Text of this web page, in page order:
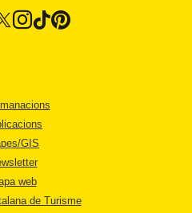
GIS
web
de Turisme